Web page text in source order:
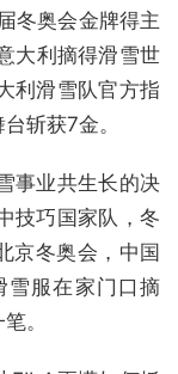
冬奥会金牌得主
大利摘得滑雪世
利滑雪队官方指
斩获7金。
事业共生长的决
技巧国家队，冬
京冬奥会，中国
雪服在家门口摘
。